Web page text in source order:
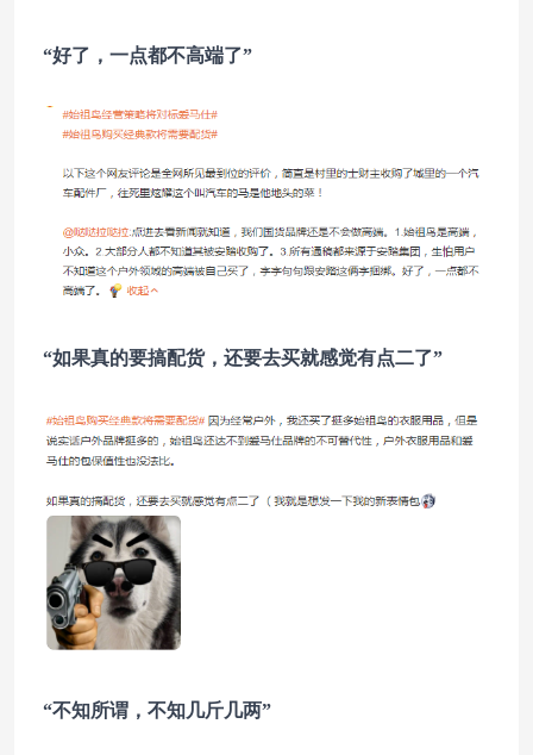
“好了，一点都不高端了”
“如果真的要搞配货，还要去买就感觉有点二了”
“不知所谓，不知几斤几两”